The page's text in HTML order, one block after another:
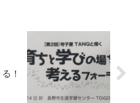
！